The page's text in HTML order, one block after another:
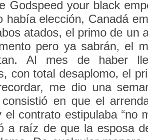
Godspeed your black
había elección, Canadá
atados, el primo de un
pero ya sabrán, el
Al mes de haber
con total desaplomo, el
me dio una
consistió en que el
el contrato estipulaba “no
a raíz de que la esposa